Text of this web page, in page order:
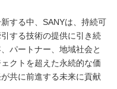
する中、SANYは、持続可
する技術の提供に引き続
パートナー、地域社会と
クトを超えた永続的な価
共に前進する未来に貢献